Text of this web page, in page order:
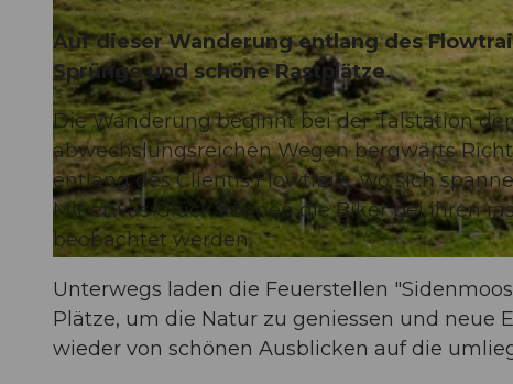
Auf dieser Wanderung entlang des
Sprünge und schöne Rastplätze.
Die Wanderung beginnt bei der Talstation
abwechslungsreichen Wegen bergwärts
entlang des Clientis Flowtrails, wo sich
Mit etwas Glück können die Biker bei ihren
beobachtet werden.
Unterwegs laden die Feuerstellen
Plätze, um die Natur zu geniessen und
wieder von schönen Ausblicken auf die